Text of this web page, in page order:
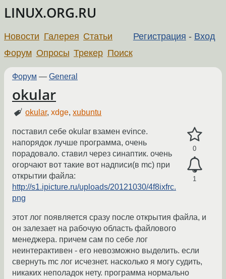
LINUX.ORG.RU
Регистрация - Вход
Новости Галерея Статьи
Форум Опросы Трекер Поиск
Форум — General
okular
okular,xdge,xubuntu
0
1
поставил себе okular взамен evince.
напорядок лучше программа, очень
порадовало. ставил через синаптик. очень
огорчают вот такие вот надписи(в mc) при
открытии файла:
http://s1.ipicture.ru/uploads/20121030/4f8ixfrc.
png
этот лог появляется сразу после открытия файла, и
он залезает на рабочую область файлового
менеджера. причем сам по себе лог
неинтерактивен - его невозможно выделить. если
свернуть mc лог исчезнет. насколько я могу судить,
никаких неполадок нету. программа нормально